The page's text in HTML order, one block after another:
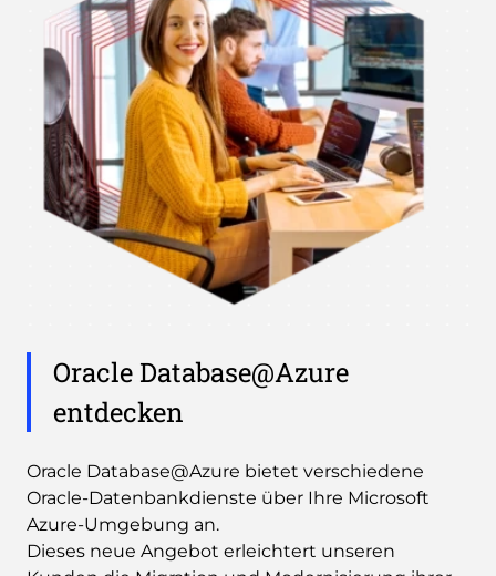
Oracle Database@Azure
entdecken
Oracle Database@Azure bietet verschiedene
Oracle-Datenbankdienste über Ihre Microsoft
Azure-Umgebung an.
Dieses neue Angebot erleichtert unseren